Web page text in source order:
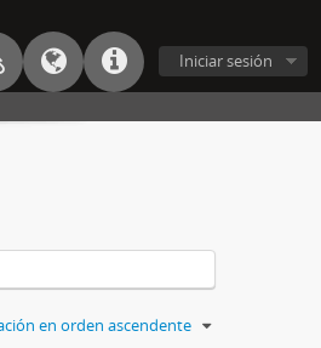
Iniciar sesión
en orden ascendente